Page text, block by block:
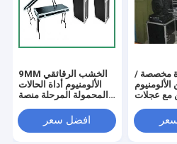
9MM الخشب الرقائقي
الألومنيوم أداة الحالات
المحمولة المرحلة منصة
افضل سعر
مخصصة /
مع عجلات